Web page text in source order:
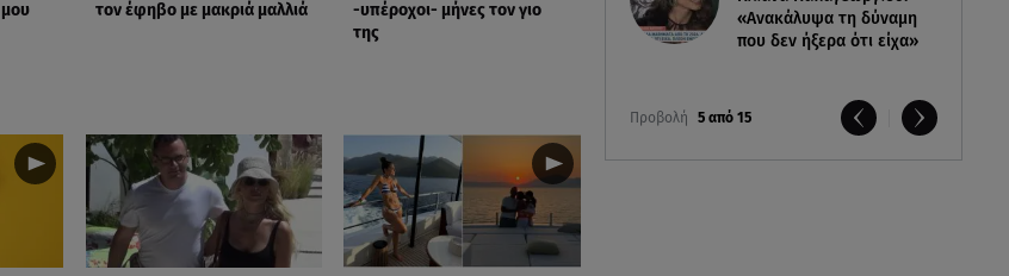
«Ανακάλυψα τη δύναμη
που δεν ήξερα ότι είχα»
Προβολή 5 από 15
τον έφηβο με μακριά μαλλιά
-υπέροχοι- μήνες τον γιο
της